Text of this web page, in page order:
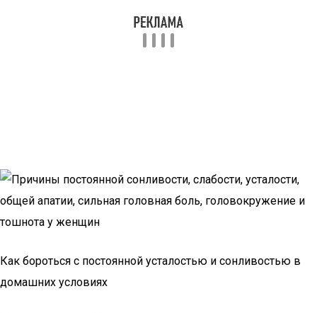
Как бороться с постоянной усталостью и сонливостью в
домашних условиях